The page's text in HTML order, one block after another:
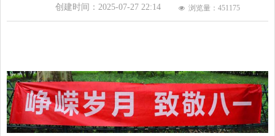
创建时间： 2025-07-27 22:14 넶 浏览量：451175